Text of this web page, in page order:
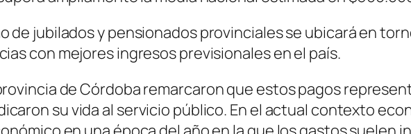
de jubilados y pensionados provinciales se ubicará en
con mejores ingresos previsionales en el país.
de Córdoba remarcaron que estos pagos
su vida al servicio público. En el actual contexto